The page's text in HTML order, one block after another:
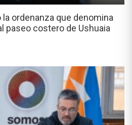
la ordenanza que denomina
paseo costero de Ushuaia